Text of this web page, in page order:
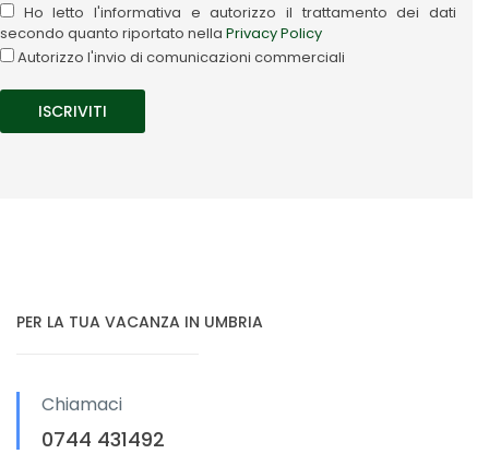
Ho letto l'informativa e autorizzo il trattamento dei dati
secondo quanto riportato nella Privacy Policy
Autorizzo l'invio di comunicazioni commerciali
PER LA TUA VACANZA IN UMBRIA
Chiamaci
0744 431492